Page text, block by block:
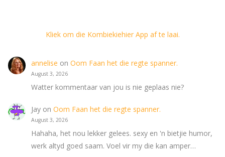
Kliek om die Kombiekiehier App af te laai.
annelise on Oom Faan het die regte spanner.
August 3, 2026
Watter kommentaar van jou is nie geplaas nie?
Jayon Oom Faan het die regte spanner.
August 3, 2026
Hahaha, het nou lekker gelees. sexy en 'n bietjie humor,
werk altyd goed saam. Voel vir my die kan amper…